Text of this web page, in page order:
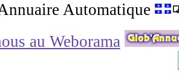
Automatique
au Weborama